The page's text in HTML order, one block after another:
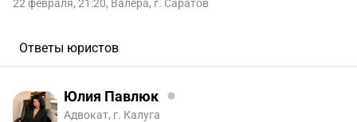
22 февраля, 21:20, Валера, г. Саратов
Ответы юристов
Юлия Павлюк
Адвокат, г. Калуга